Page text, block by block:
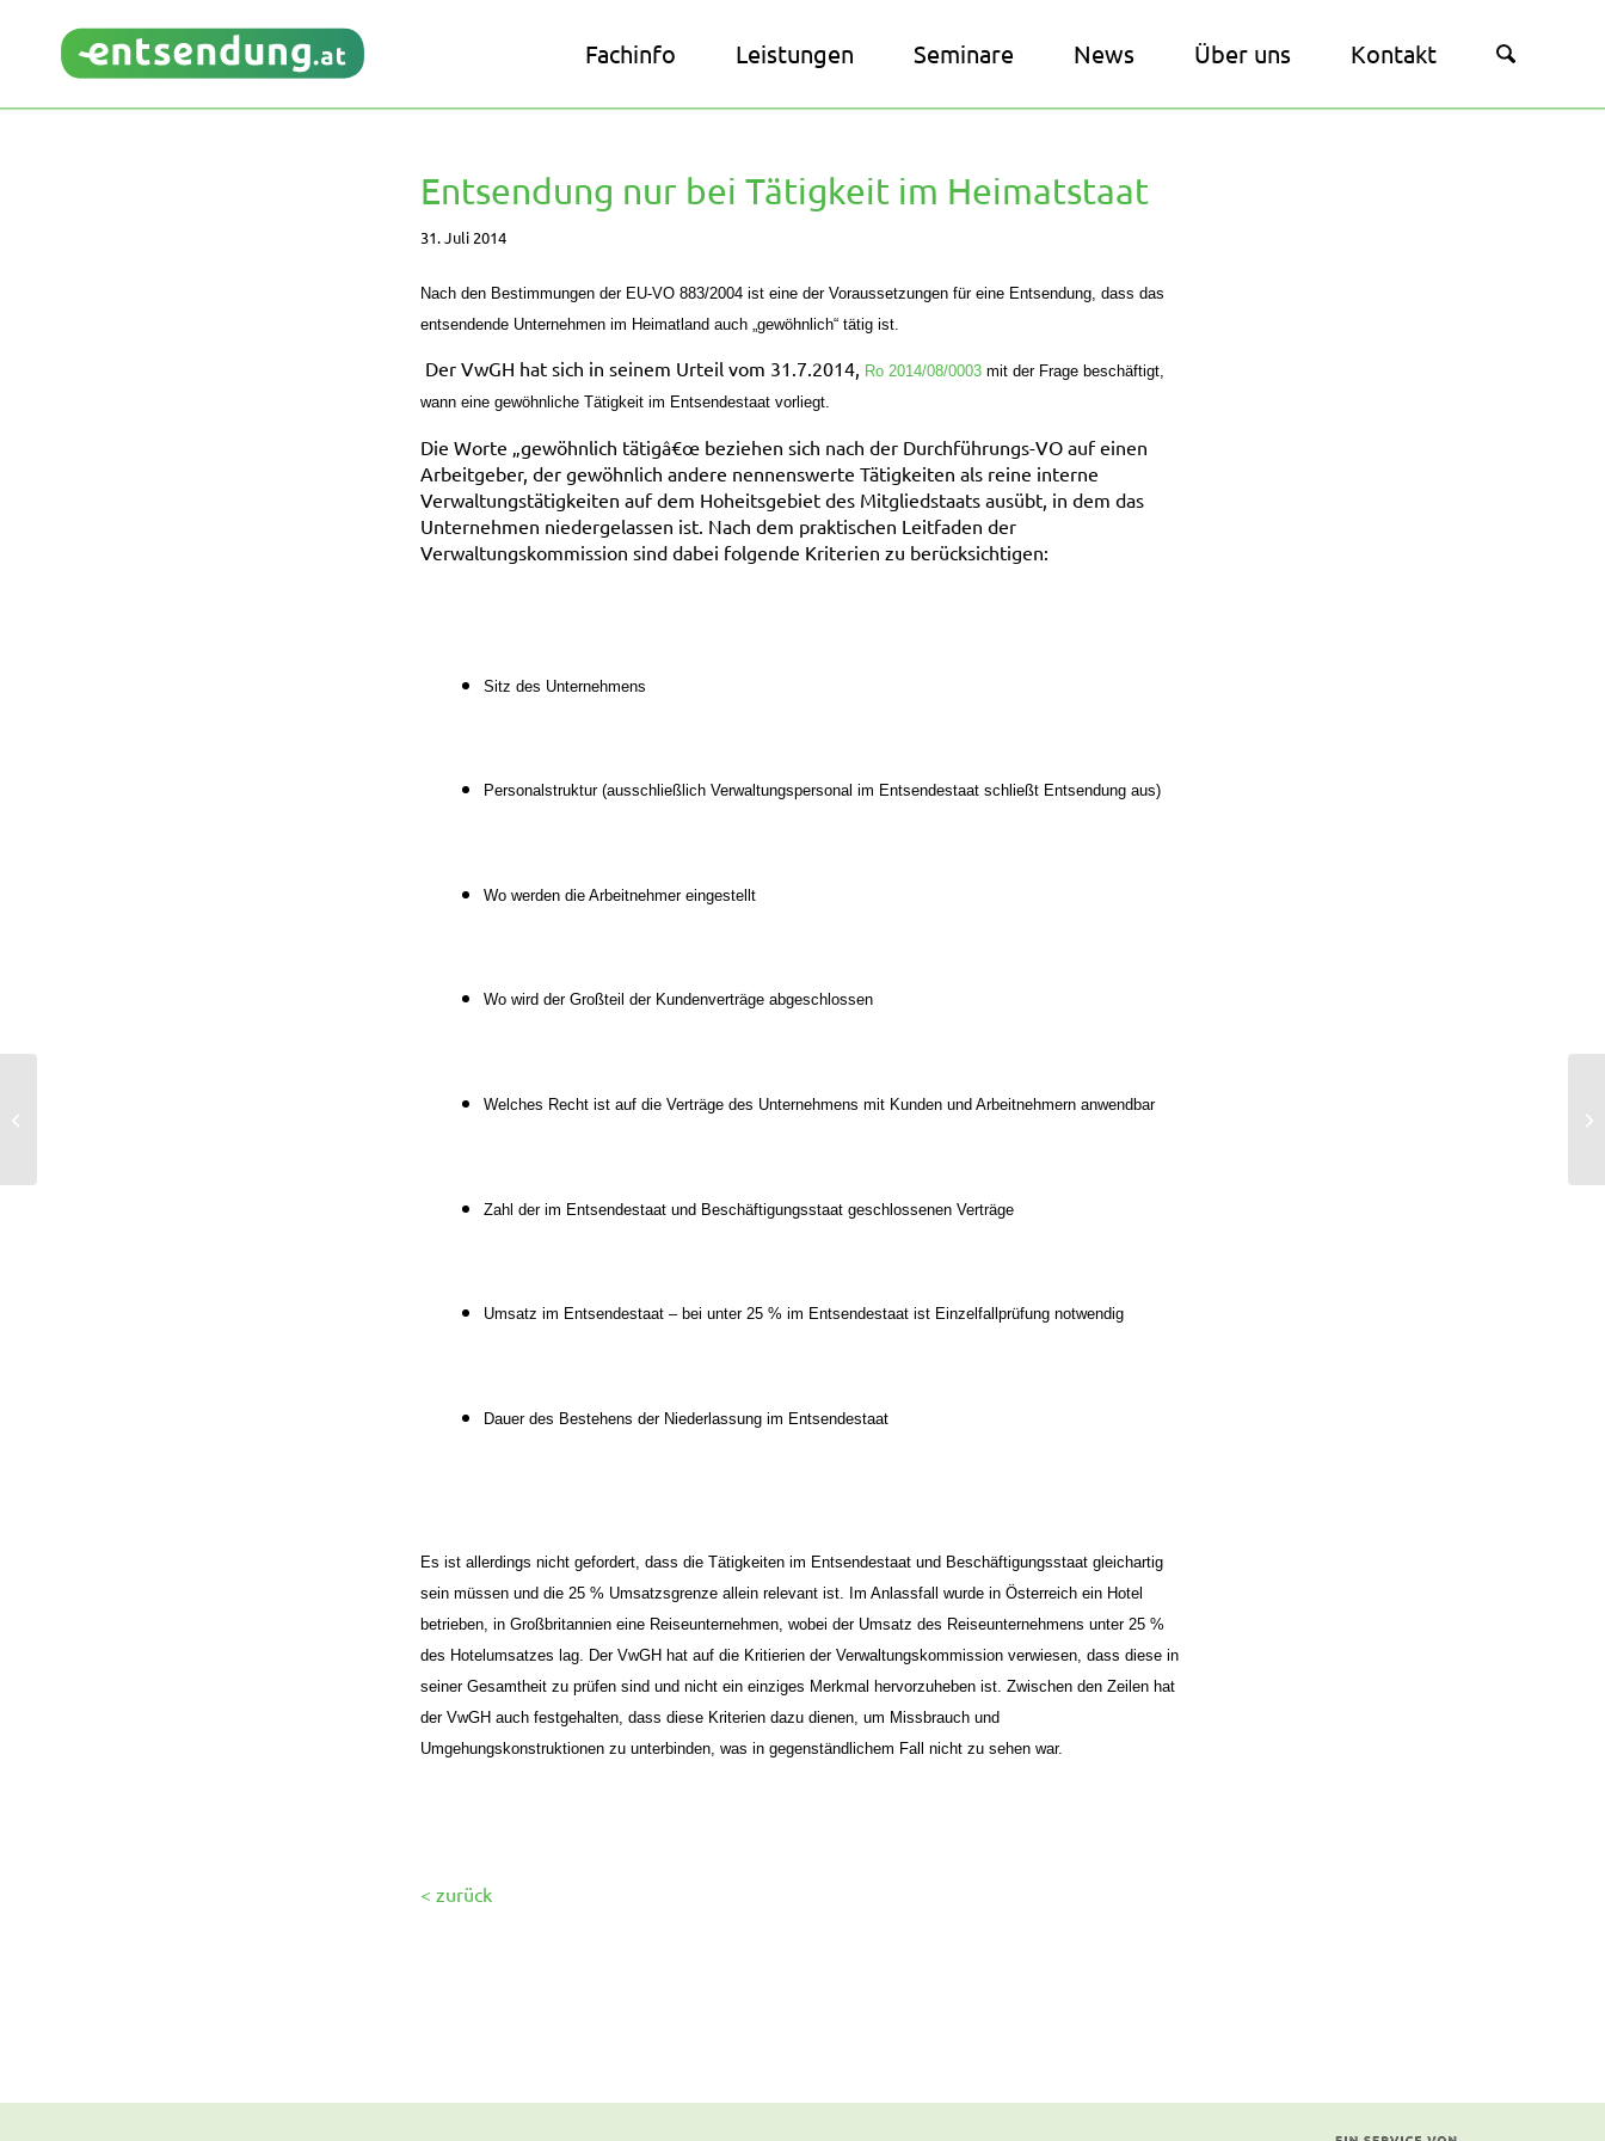
Fachinfo Leistungen Seminare News Über uns Kontakt
Entsendung nur bei Tätigkeit im Heimatstaat
31. Juli 2014
Nach den Bestimmungen der EU-VO 883/2004 ist eine der Voraussetzungen für eine Entsendung, dass das
entsendende Unternehmen im Heimatland auch „gewöhnlich“ tätig ist.
Der VwGH hat sich in seinem Urteil vom 31.7.2014, Ro 2014/08/0003 mit der Frage beschäftigt,
wann eine gewöhnliche Tätigkeit im Entsendestaat vorliegt.
Die Worte gewöhnlich tätigâ€œ beziehen sich nach der Durchführungs-VO auf einen
Arbeitgeber, der gewöhnlich andere nennenswerte Tätigkeiten als reine interne
Verwaltungstätigkeiten auf dem Hoheitsgebiet des Mitgliedstaats ausübt, in dem das
Unternehmen niedergelassen ist. Nach dem praktischen Leitfaden der
Verwaltungskommission sind dabei folgende Kriterien zu berücksichtigen:
Sitz des Unternehmens
Personalstruktur (ausschließlich Verwaltungspersonal im Entsendestaat schließt Entsendung aus)
Wo werden die Arbeitnehmer eingestellt
Wo wird der Großteil der Kundenverträge abgeschlossen
Welches Recht ist auf die Verträge des Unternehmens mit Kunden und Arbeitnehmern anwendbar
Zahl der im Entsendestaat und Beschäftigungsstaat geschlossenen Verträge
Umsatz im Entsendestaat – bei unter 25 % im Entsendestaat ist Einzelfallprüfung notwendig
Dauer des Bestehens der Niederlassung im Entsendestaat
Es ist allerdings nicht gefordert, dass die Tätigkeiten im Entsendestaat und Beschäftigungsstaat gleichartig
sein müssen und die 25 % Umsatzsgrenze allein relevant ist. Im Anlassfall wurde in Österreich ein Hotel
betrieben, in Großbritannien eine Reiseunternehmen, wobei der Umsatz des Reiseunternehmens unter 25 %
des Hotelumsatzes lag. Der VwGH hat auf die Kritierien der Verwaltungskommission verwiesen, dass diese in
seiner Gesamtheit zu prüfen sind und nicht ein einziges Merkmal hervorzuheben ist. Zwischen den Zeilen hat
der VwGH auch festgehalten, dass diese Kriterien dazu dienen, um Missbrauch und
Umgehungskonstruktionen zu unterbinden, was in gegenständlichem Fall nicht zu sehen war.
< zurück